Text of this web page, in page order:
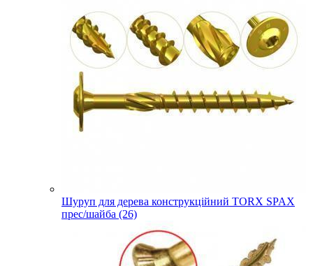
Шуруп для дерева конструкційний TORX SPAX
прес/шайба (26)